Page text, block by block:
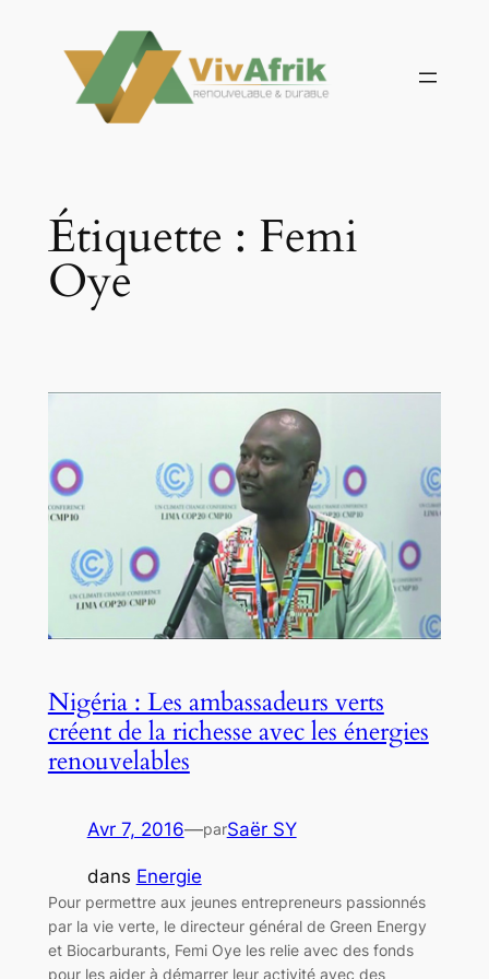
contenu
Étiquette : Femi
Oye
Nigéria : Les ambassadeurs verts
créent de la richesse avec les énergies
renouvelables
Avr 7, 2016—parSaër SY
dans Energie
Pour permettre aux jeunes entrepreneurs passionnés
par la vie verte, le directeur général de Green Energy
et Biocarburants, Femi Oye les relie avec des fonds
pour les aider à démarrer leur activité avec des